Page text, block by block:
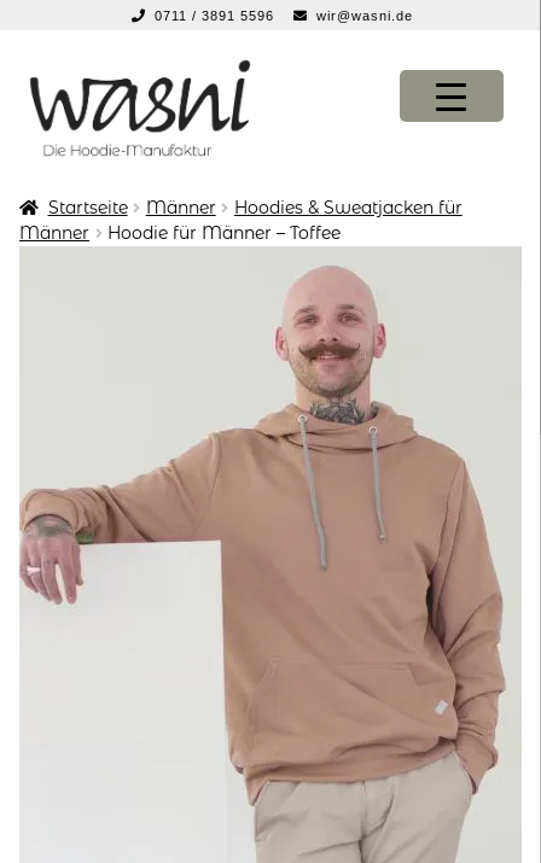
0711 / 3891 5596 wir@wasni.de
Navigation
springen
Inhalt
springen
KONFIGURATOR
service
KONFIGURATOR
suche
kontakt
Startseite Männer
Hoodies & Sweatjacken für
Männer
Hoodie für Männer – Toffee